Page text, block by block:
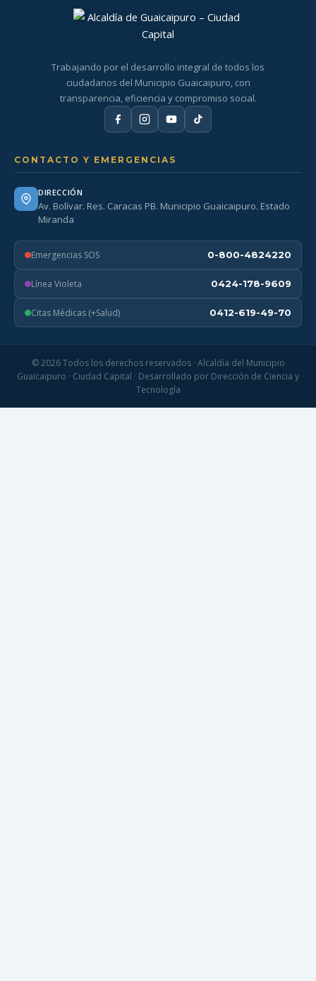
Trabajando por el desarrollo integral de todos los
ciudadanos del Municipio Guaicaipuro, con
transparencia, eficiencia y compromiso social.
CONTACTO Y EMERGENCIAS
DIRECCIÓN
Av. Bolívar. Res. Caracas PB. Municipio Guaicaipuro. Estado
Miranda
Emergencias SOS 0-800-4824220
Línea Violeta 0424-178-9609
Citas Médicas (+Salud) 0412-619-49-70
© 2026 Todos los derechos reservados · Alcaldía del Municipio
Guaicaipuro · Ciudad Capital · Desarrollado por Dirección de Ciencia y
Tecnología